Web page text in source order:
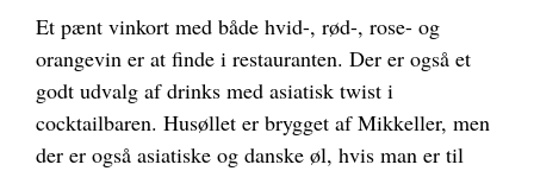
Et pænt vinkort med både hvid-, rød-, rose- og
orangevin er at finde i restauranten. Der er også et
godt udvalg af drinks med asiatisk twist i
cocktailbaren. Husøllet er brygget af Mikkeller, men
der er også asiatiske og danske øl, hvis man er til